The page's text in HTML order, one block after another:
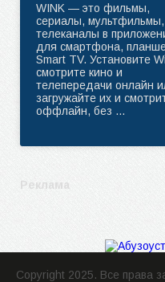
WINK — это фильмы,
сериалы, мультфильмы,
телеканалы в
для смартфона,
Smart TV. Установите
смотрите кино и
телепередачи онлайн
загружайте их и
oффлайн, без ...
Реклама
Copyright 2025. Все права